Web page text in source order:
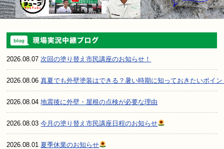
2026.08.07次回の塗り替え市民講座のお知らせ！
2026.08.06真夏でも外壁塗装はできる？暑い時期に知っておきたいポイン
2026.08.04地震後に外壁・屋根の点検が必要な理由
2026.08.03今月の塗り替え市民講座日程のお知らせ
2026.08.01 夏季休業のお知らせ